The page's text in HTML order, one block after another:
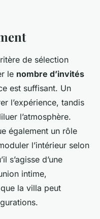
de sélection
le nombre d’invités
est suffisant. Un
l’expérience, tandis
l’atmosphère.
également un rôle
l’intérieur selon
s’agisse d’une
intime,
la villa peut